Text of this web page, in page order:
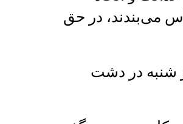
می‌بندند، در حق
شنبه در دشت